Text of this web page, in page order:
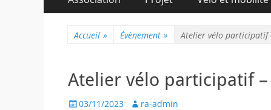
principal
Accueil » Évènement » Atelier vélo participatif
Atelier vélo participatif
Posted
03/11/2023 Author
ra-admin